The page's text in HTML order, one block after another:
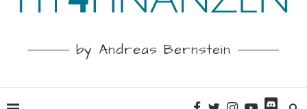
by Andreas Bernstein